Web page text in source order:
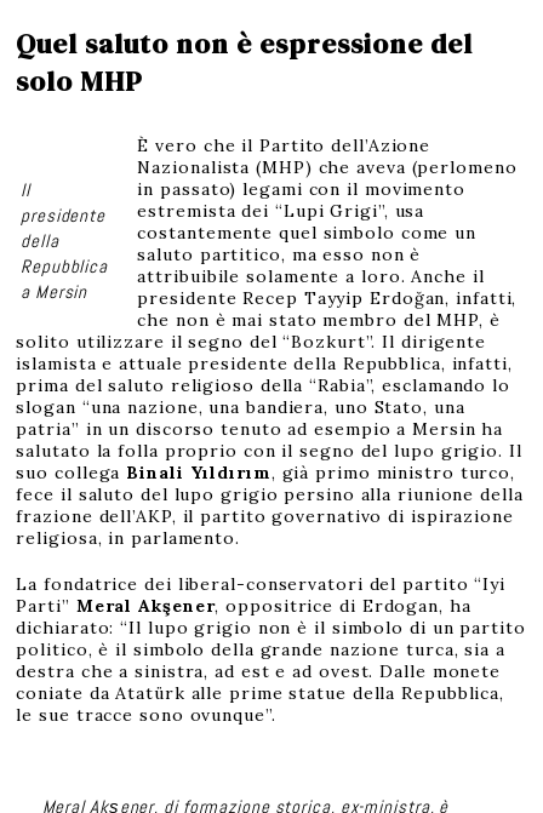
Quel saluto non è espressione del
solo MHP
Il
presidente
della
Repubblica
a Mersin
È vero che il Partito dell’Azione
Nazionalista (MHP) che aveva (perlomeno
in passato) legami con il movimento
estremista dei “Lupi Grigi”, usa
costantemente quel simbolo come un
saluto partitico, ma esso non è
attribuibile solamente a loro. Anche il
presidente Recep Tayyip Erdoğan, infatti,
che non è mai stato membro del MHP, è
solito utilizzare il segno del “Bozkurt”. Il dirigente
islamista e attuale presidente della Repubblica, infatti,
prima del saluto religioso della “Rabia”, esclamando lo
slogan “una nazione, una bandiera, uno Stato, una
patria” in un discorso tenuto ad esempio a Mersin ha
salutato la folla proprio con il segno del lupo grigio. Il
suo collega Binali Yıldırım, già primo ministro turco,
fece il saluto del lupo grigio persino alla riunione della
frazione dell’AKP, il partito governativo di ispirazione
religiosa, in parlamento.
La fondatrice dei liberal-conservatori del partito “Iyi
Parti” Meral Akşener, oppositrice di Erdogan, ha
dichiarato: “Il lupo grigio non è il simbolo di un partito
politico, è il simbolo della grande nazione turca, sia a
destra che a sinistra, ad est e ad ovest. Dalle monete
coniate da Atatürk alle prime statue della Repubblica,
le sue tracce sono ovunque”.
Meral Akşener, di formazione storica, ex-ministra, è